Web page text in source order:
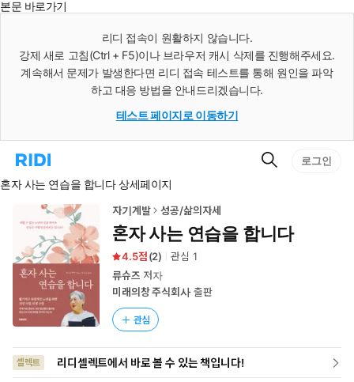
본문 바로가기
리디 접속이 원활하지 않습니다.
강제 새로 고침(Ctrl + F5)이나 브라우저 캐시 삭제를 진행해주세요.
계속해서 문제가 발생한다면 리디 접속 테스트를 통해 원인을 파악
하고 대응 방법을 안내드리겠습니다.
테스트 페이지로 이동하기
리
홈
이
검
로그인
혼자 사는 연습을 합니다 상세페이지
자기계발 성공/삶의자세
혼자 사는 연습을 합니다
4.5 (2) 관심 1
류슈즈 저자
미래의창 주식회사출판
관심
셀렉트 리디셀렉트에서 바로 볼 수 있는 책입니다!